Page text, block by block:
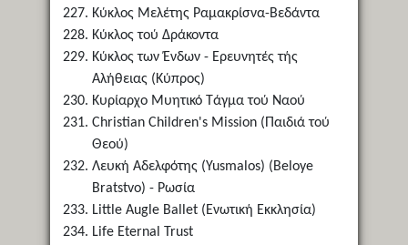
Κύκλος Μελέτης Ραμακρίσνα-Βεδάντα
Κύκλος τού Δράκοντα
Κύκλος των Ένδων - Ερευνητές τής
Αλήθειας (Κύπρος)
Κυρίαρχο Μυητικό Τάγμα τού Ναού
Christian Children's Mission (Παιδιά τού
Θεού)
Λευκή Αδελφότης (Yusmalos) (Beloye
Bratstvo) - Ρωσία
Little Augle Ballet (Ενωτική Εκκλησία)
Life Eternal Trust